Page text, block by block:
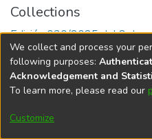
Collections
Edición 030/2025 del 8 de
Universidad
We collect and process your
following purposes:
Acknowledgement and
To learn more, please read our
Customize